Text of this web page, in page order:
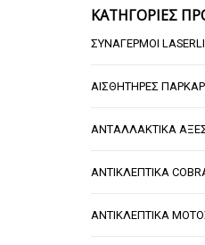
ΚΑΤΗΓΟΡΙΕΣ
ΣΥΝΑΓΕΡΜΟΙ
ΑΙΣΘΗΤΗΡΕΣ
ΑΝΤΑΛΛΑΚΤΙΚΑ
ΑΝΤΙΚΛΕΠΤΙΚΑ
ΑΝΤΙΚΛΕΠΤΙΚΑ